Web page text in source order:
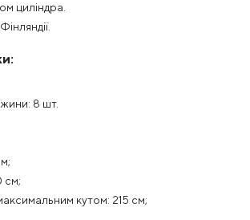
циліндра.
8 шт.
см;
кутом: 215 см;